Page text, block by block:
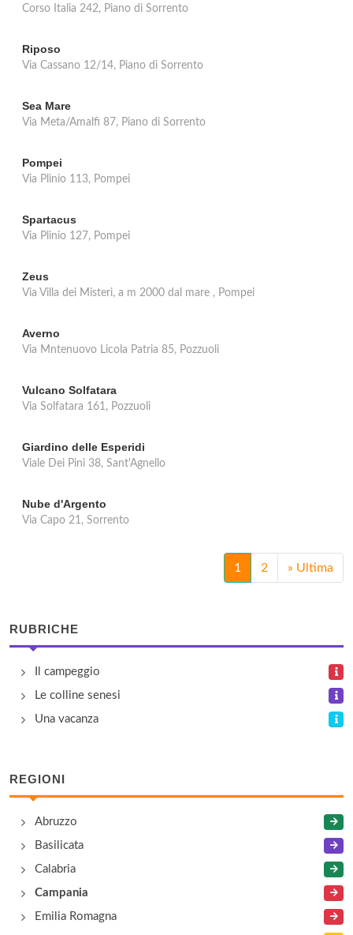
Corso Italia 242, Piano di Sorrento
Riposo
Via Cassano 12/14, Piano di Sorrento
Sea Mare
Via Meta/Amalfi 87, Piano di Sorrento
Pompei
Via Plinio 113, Pompei
Spartacus
Via Plinio 127, Pompei
Zeus
Via Villa dei Misteri, a m 2000 dal mare , Pompei
Averno
Via Mntenuovo Licola Patria 85, Pozzuoli
Vulcano Solfatara
Via Solfatara 161, Pozzuoli
Giardino delle Esperidi
Viale Dei Pini 38, Sant'Agnello
Nube d'Argento
Via Capo 21, Sorrento
1 2 » Ultima
RUBRICHE
Il campeggio
Le colline senesi
Una vacanza
REGIONI
Abruzzo
Basilicata
Calabria
Campania
Emilia Romagna